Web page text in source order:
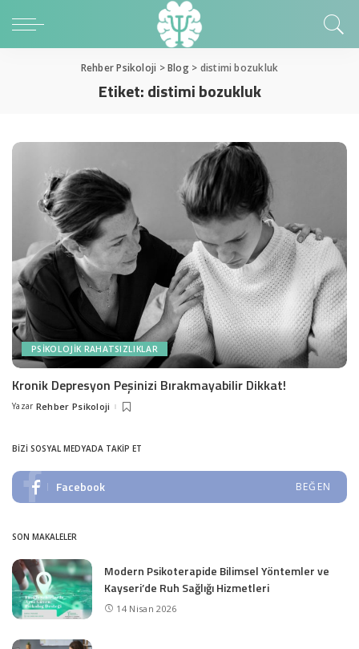
Rehber Psikoloji >Blog> distimi bozukluk
Etiket:distimi bozukluk
PSIKOLOJIK RAHATSIZLIKLAR
Kronik Depresyon Peşinizi Bırakmayabilir Dikkat!
Posted
Yazar Rehber Psikoloji
BIZI SOSYAL MEDYADA TAKIP ET
Facebook BEĞEN
SON MAKALELER
Modern Psikoterapide Bilimsel Yöntemler ve
Kayseri’de Ruh Sağlığı Hizmetleri
14 Nisan 2026